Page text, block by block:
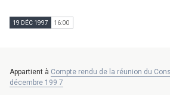
19 DÉC 1997 16:00
Appartient à Compte rendu de la réunion du
décembre 199 7